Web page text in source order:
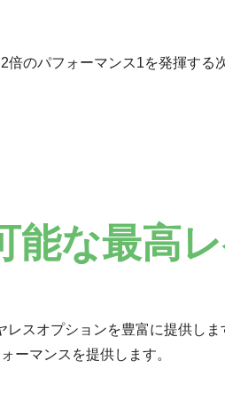
2倍のパフォーマンス1を発揮す
能な最高
レスオプションを豊富に提供し
ーマンスを提供します。